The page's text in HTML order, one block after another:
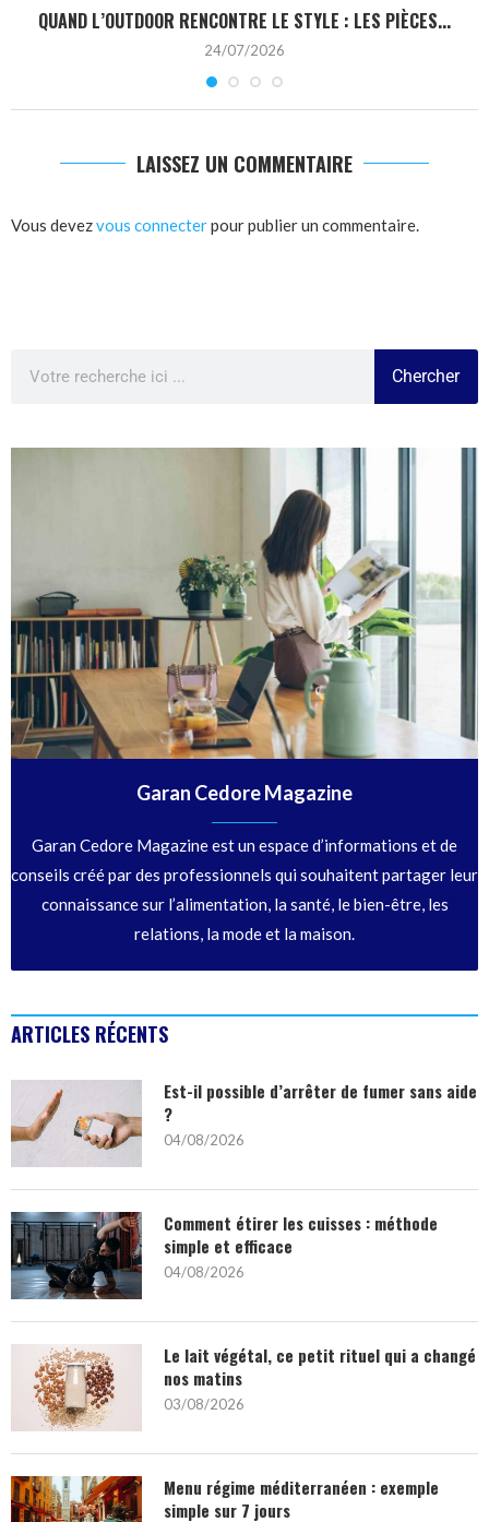
QUAND L’OUTDOOR RENCONTRE LE STYLE : LES PIÈCES...
24/07/2026
LAISSEZ UN COMMENTAIRE
Vous devezvous connecterpour publier un commentaire.
Chercher
Garan Cedore Magazine
Garan Cedore Magazine est un espace d’informations et de
conseils créé par des professionnels qui souhaitent partager leur
connaissance sur l’alimentation, la santé, le bien-être, les
relations, la mode et la maison.
ARTICLES RÉCENTS
Est-il possible d’arrêter de fumer sans aide
?
04/08/2026
Comment étirer les cuisses : méthode
simple et efficace
04/08/2026
Le lait végétal, ce petit rituel qui a changé
nos matins
03/08/2026
Menu régime méditerranéen : exemple
simple sur 7 jours